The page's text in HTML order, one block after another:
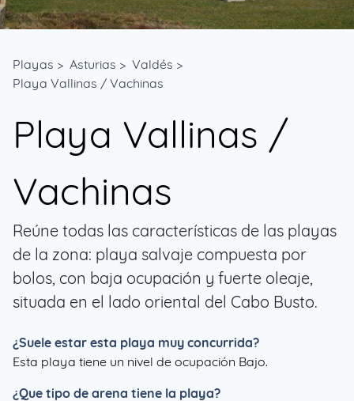
Playas > Asturias > Valdés >
Playa Vallinas / Vachinas
Playa Vallinas /
Vachinas
Reúne todas las características de las playas
de la zona: playa salvaje compuesta por
bolos, con baja ocupación y fuerte oleaje,
situada en el lado oriental del Cabo Busto.
¿Suele estar esta playa muy concurrida?
Esta playa tiene un nivel de ocupación Bajo.
¿Que tipo de arena tiene la playa?